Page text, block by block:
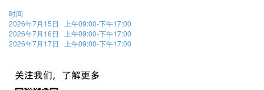
时间
2026年7月15日 上午09:00-下午17:00
2026年7月16日 上午09:00-下午17:00
2026年7月17日 上午09:00-下午17:00